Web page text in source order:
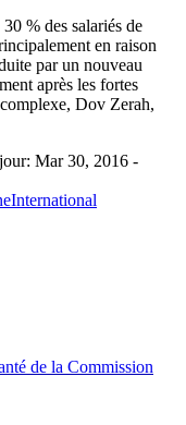
% des salariés de
en raison
par un nouveau
après les fortes
Dov Zerah,
Mar 30, 2016 -
International
de la Commission